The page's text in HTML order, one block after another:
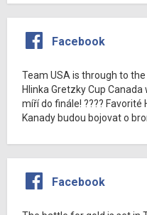
Facebook
Team USA is through to
Hlinka Gretzky Cup
míří do finále! ???? Favorité
Kanady budou bojovat o
Facebook